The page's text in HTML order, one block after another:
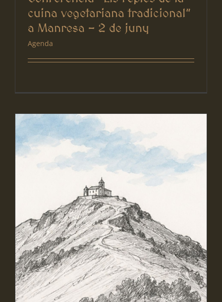
cuina vegetariana tradicional”
a Manresa – 2 de juny
Agenda